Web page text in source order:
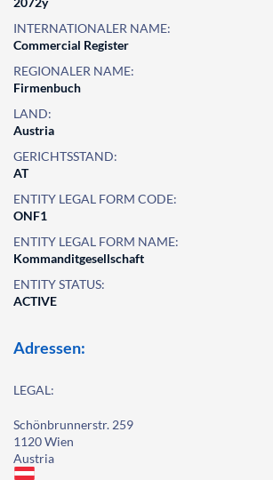
INTERNATIONALER NAME:
Commercial Register
REGIONALER NAME:
Firmenbuch
LAND:
Austria
GERICHTSSTAND:
AT
ENTITY LEGAL FORM CODE:
ONF1
ENTITY LEGAL FORM NAME:
Kommanditgesellschaft
ENTITY STATUS:
ACTIVE
Adressen:
LEGAL:
Schönbrunnerstr. 259
1120 Wien
Austria